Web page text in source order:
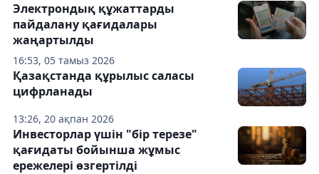
16:53, 05 тамыз 2026
Электрондық құжаттарды
пайдалану қағидалары
жаңартылды
13:26, 20 ақпан 2026
Қазақстанда құрылыс саласы
цифрланады
Инвесторлар үшін "бір терезе"
қағидаты бойынша жұмыс
ережелері өзгертілді